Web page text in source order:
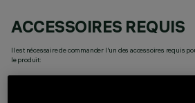
ACCESSOIRES REQUIS
Il est nécessaire de commander l'un des accessoires requis
le produit: